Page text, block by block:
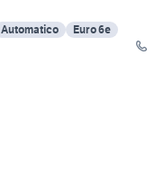
Automatico
Euro 6e